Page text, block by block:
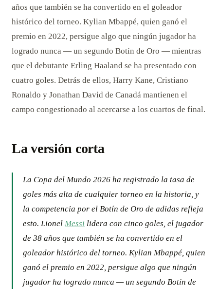
años que también se ha convertido en el goleador
histórico del torneo. Kylian Mbappé, quien ganó el
premio en 2022, persigue algo que ningún jugador ha
logrado nunca — un segundo Botín de Oro — mientras
que el debutante Erling Haaland se ha presentado con
cuatro goles. Detrás de ellos, Harry Kane, Cristiano
Ronaldo y Jonathan David de Canadá mantienen el
campo congestionado al acercarse a los cuartos de final.
La versión corta
La Copa del Mundo 2026 ha registrado la tasa de
goles más alta de cualquier torneo en la historia, y
la competencia por el Botín de Oro de adidas refleja
esto. Lionel Messi lidera con cinco goles, el jugador
de 38 años que también se ha convertido en el
goleador histórico del torneo. Kylian Mbappé, quien
ganó el premio en 2022, persigue algo que ningún
jugador ha logrado nunca — un segundo Botín de